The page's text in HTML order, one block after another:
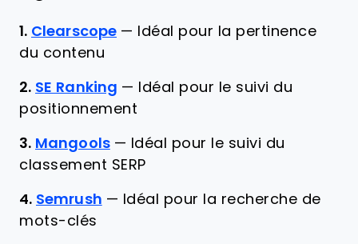
1. Clearscope —
Idéal pour la pertinence
du contenu
2. SE Ranking —
Idéal pour le suivi du
positionnement
3. Mangools — Idéal pour le suivi du
classement SERP
4. Semrush — Idéal pour la recherche de
mots-clés